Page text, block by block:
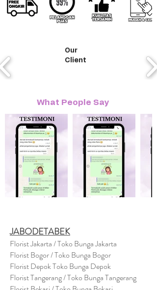
Our
Client
What People Say
JABODETABEK
Florist Jakarta / Toko Bunga Jakarta
Florist Bogor / Toko Bunga Bogor
Florist Depok Toko Bunga Depok
Florist Tangerang / Toko Bunga Tangerang